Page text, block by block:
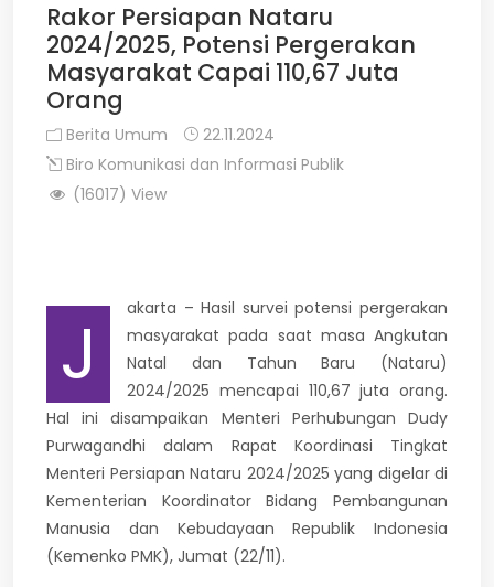
Rakor Persiapan Nataru
2024/2025, Potensi Pergerakan
Masyarakat Capai 110,67 Juta
Orang
Berita Umum
22.11.2024
Biro Komunikasi dan Informasi Publik
(16017) View
J
akarta – Hasil survei potensi pergerakan
masyarakat pada saat masa Angkutan
Natal dan Tahun Baru (Nataru)
2024/2025 mencapai 110,67 juta orang.
Hal ini disampaikan Menteri Perhubungan Dudy
Purwagandhi dalam Rapat Koordinasi Tingkat
Menteri Persiapan Nataru 2024/2025 yang digelar di
Kementerian Koordinator Bidang Pembangunan
Manusia dan Kebudayaan Republik Indonesia
(Kemenko PMK), Jumat (22/11).